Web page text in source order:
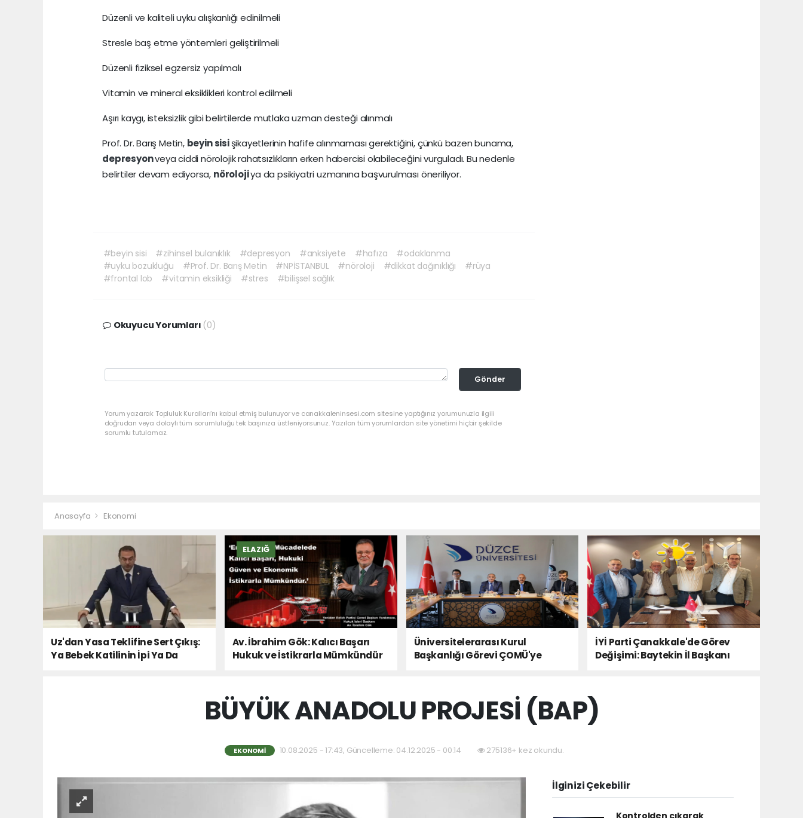
Düzenli ve kaliteli uyku alışkanlığı edinilmeli
Stresle baş etme yöntemleri geliştirilmeli
Düzenli fiziksel egzersiz yapılmalı
Vitamin ve mineral eksiklikleri kontrol edilmeli
Aşırı kaygı, isteksizlik gibi belirtilerde mutlaka uzman desteği alınmalı
Prof. Dr. Barış Metin, beyin sisişikayetlerinin hafife alınmaması gerektiğini, çünkü bazen bunama,
depresyonveya ciddi nörolojik rahatsızlıkların erken habercisi olabileceğini vurguladı. Bu nedenle
belirtiler devam ediyorsa, nörolojiya da psikiyatri uzmanına başvurulması öneriliyor.
#beyin sisi #zihinsel bulanıklık #depresyon #anksiyete #hafıza
#odaklanma
#uyku bozukluğu
#Prof. Dr. Barış Metin #NPİSTANBUL #nöroloji #dikkat dağınıklığı
#rüya
#frontal lob
#vitamin eksikliği #stres #bilişsel sağlık
Okuyucu Yorumları (0)
Gönder
Yorum yazarak Topluluk Kuralları’nı kabul etmiş bulunuyor ve canakkaleninsesi.com sitesine yaptığınız yorumunuzla ilgili
doğrudan veya dolaylı tüm sorumluluğu tek başınıza üstleniyorsunuz. Yazılan tüm yorumlardan site yönetimi hiçbir şekilde
sorumlu tutulamaz.
Anasayfa Ekonomi
Uz'dan Yasa Teklifine Sert Çıkış:
Ya Bebek Katilinin İpi Ya Da
ELAZIĞ
Av. İbrahim Gök: Kalıcı Başarı
Hukuk ve İstikrarla Mümkündür
Üniversitelerarası Kurul
Başkanlığı Görevi ÇOMÜ'ye
İYİ Parti Çanakkale'de Görev
Değişimi: Baytekin İl Başkanı
BÜYÜK ANADOLU PROJESİ (BAP)
EKONOMI 10.08.2025 - 17:43, Güncelleme: 04.12.2025 - 00:14 275136+ kez okundu.
İlginizi Çekebilir
Kontrolden çıkarak